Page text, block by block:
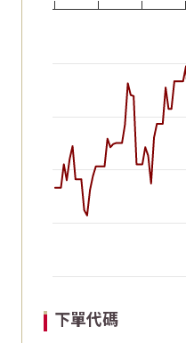
The chart has 1 X
2026/05/072026/05/22
2026/05/072026/05/22
下單代碼